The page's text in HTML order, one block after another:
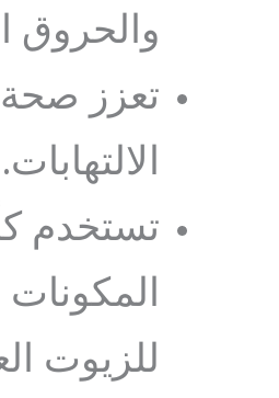
والحروق
تعزز صحة
الالتهابات.
تستخدم
المكونات
للزيوت